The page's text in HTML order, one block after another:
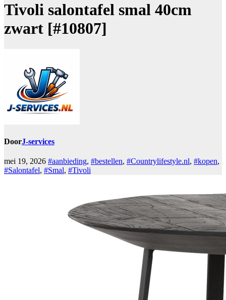
Tivoli salontafel smal 40cm
zwart [#10807]
DoorJ-services
mei 19, 2026 #aanbieding, #bestellen, #Countrylifestyle.nl, #kopen,
#Salontafel, #Smal, #Tivoli